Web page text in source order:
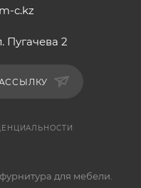
c.kz
Пугачева 2
для мебели.